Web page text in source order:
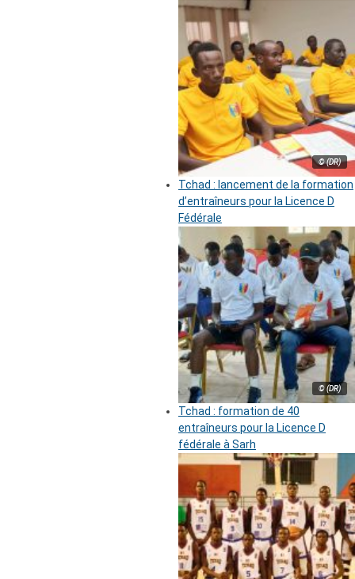
© (DR)
Tchad : lancement de la formation
d’entraîneurs pour la Licence D
Fédérale
© (DR)
Tchad : formation de 40
entraîneurs pour la Licence D
fédérale à Sarh